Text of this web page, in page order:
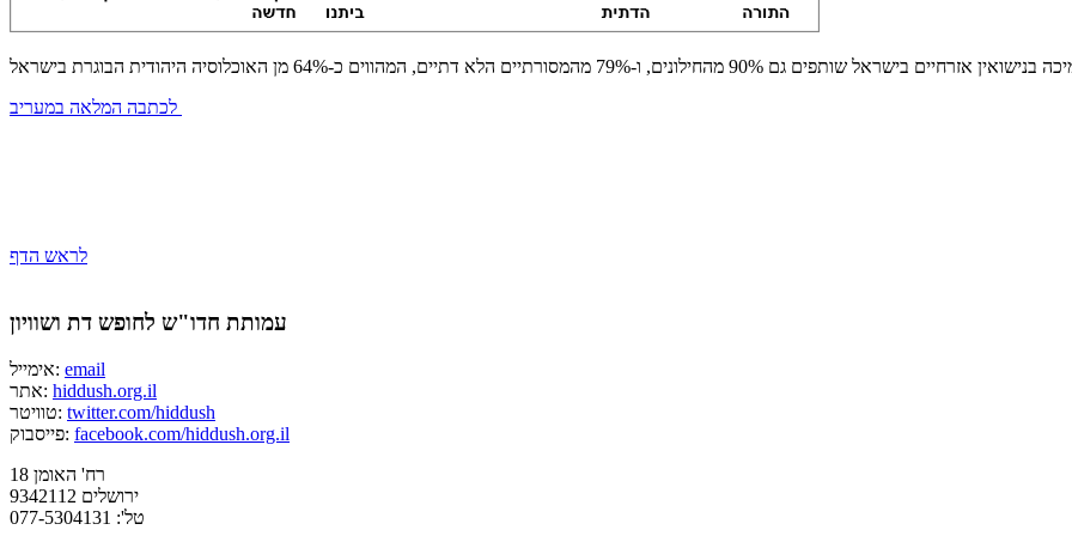
לראש הדף
עמותת חדו"ש לחופש דת ושוויון
אימייל: email
אתר: hiddush.org.il
טוויטר: twitter.com/hiddush
פייסבוק: facebook.com/hiddush.org.il
רח' האומן 18
ירושלים 9342112
טל': 077-5304131